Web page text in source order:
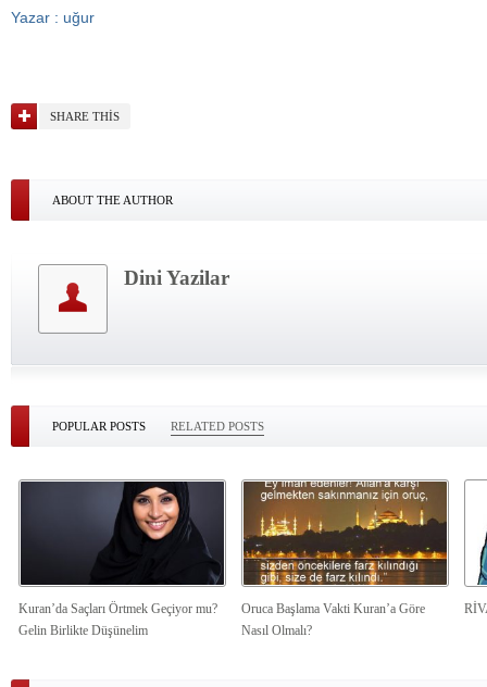
Yazar : uğur
SHARE THIS
ABOUT THE AUTHOR
Dini Yazilar
POPULAR POSTS RELATED POSTS
Kuran’da Saçları Örtmek Geçiyor mu?
Gelin Birlikte Düşünelim
Oruca Başlama Vakti Kuran’a Göre
Nasıl Olmalı?